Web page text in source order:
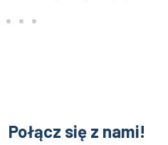
Połącz się z nami!